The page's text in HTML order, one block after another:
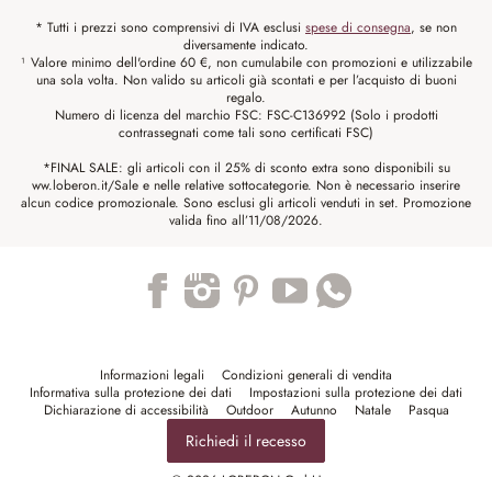
* Tutti i prezzi sono comprensivi di IVA esclusi spese di consegna, se non
diversamente indicato.
¹ Valore minimo dell'ordine 60 €, non cumulabile con promozioni e utilizzabile
una sola volta. Non valido su articoli già scontati e per l’acquisto di buoni
regalo.
Numero di licenza del marchio FSC: FSC-C136992 (Solo i prodotti
contrassegnati come tali sono certificati FSC)
*FINAL SALE: gli articoli con il 25% di sconto extra sono disponibili su
ww.loberon.it/Sale e nelle relative sottocategorie. Non è necessario inserire
alcun codice promozionale. Sono esclusi gli articoli venduti in set. Promozione
valida fino all’11/08/2026.
Informazioni legali
Condizioni generali di vendita
Informativa sulla protezione dei dati
Impostazioni sulla protezione dei dati
Dichiarazione di accessibilità
Outdoor Autunno Natale Pasqua
Richiedi il recesso